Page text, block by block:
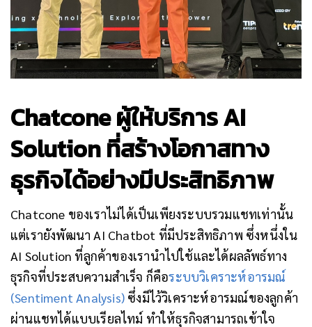
Chatcone ผู้ให้บริการ AI
Solution ที่สร้างโอกาสทาง
ธุรกิจได้อย่างมีประสิทธิภาพ
Chatcone ของเราไม่ได้เป็นเพียงระบบรวมแชทเท่านั้น
แต่เรายังพัฒนา AI Chatbot ที่มีประสิทธิภาพ ซึ่งหนึ่งใน
AI Solution ที่ลูกค้าของเรานำไปใช้และได้ผลลัพธ์ทาง
ธุรกิจที่ประสบความสำเร็จ ก็คือระบบวิเคราะห์อารมณ์
(Sentiment Analysis) ซึ่งมีไว้วิเคราะห์อารมณ์ของลูกค้า
ผ่านแชทได้แบบเรียลไทม์ ทำให้ธุรกิจสามารถเข้าใจ